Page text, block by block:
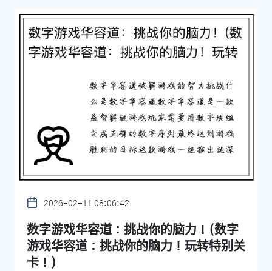
2026-02-11 08:06:42
数字游戏华容道：挑战你的脑力！(数字
游戏华容道：挑战你的脑力！玩转特别关
卡！)